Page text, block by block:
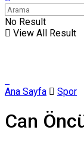
No Result
View All Result
Ana Sayfa Spor
Can